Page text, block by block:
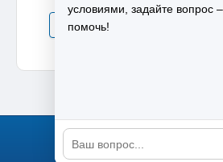
условиями, задайте вопрос
помочь!
Подробнее